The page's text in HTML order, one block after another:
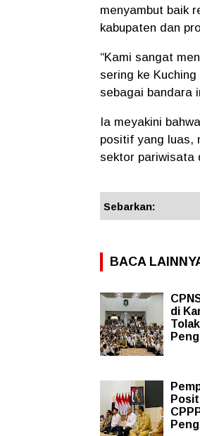
menyambut baik
kabupaten dan
“Kami sangat
sering ke
sebagai bandara
Ia meyakini
positif yang luas,
sektor pariwisata
Sebarkan:
BACA
di